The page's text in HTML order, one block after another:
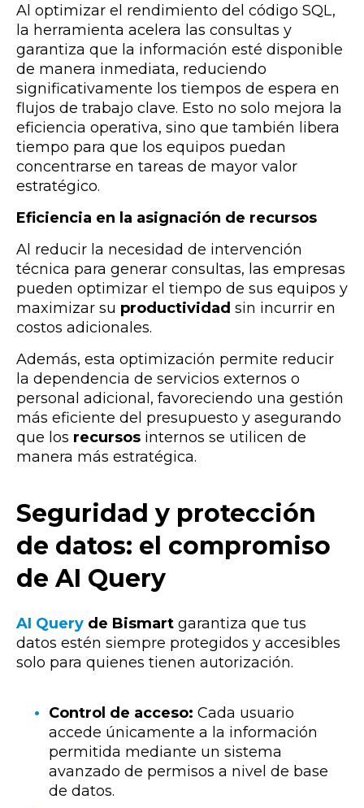
Al optimizar el rendimiento del código SQL,
la herramienta acelera las consultas y
garantiza que la información esté disponible
de manera inmediata, reduciendo
significativamente los tiempos de espera en
flujos de trabajo clave. Esto no solo mejora la
eficiencia operativa, sino que también libera
tiempo para que los equipos puedan
concentrarse en tareas de mayor valor
estratégico.
Eficiencia en la asignación de recursos
Al reducir la necesidad de intervención
técnica para generar consultas, las empresas
pueden optimizar el tiempo de sus equipos y
maximizar su productividad sin incurrir en
costos adicionales.
Además, esta optimización permite reducir
la dependencia de servicios externos o
personal adicional, favoreciendo una gestión
más eficiente del presupuesto y asegurando
que los recursos internos se utilicen de
manera más estratégica.
Seguridad y protección
de datos: el compromiso
de AI Query
AI Query de Bismart garantiza que tus
datos estén siempre protegidos y accesibles
solo para quienes tienen autorización.
Control de acceso: Cada usuario
accede únicamente a la información
permitida mediante un sistema
avanzado de permisos a nivel de base
de datos.